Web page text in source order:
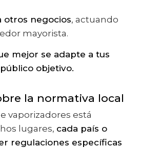
otros negocios, actuando
mayorista.
mejor se adapte a tus
objetivo.
la normativa local
vaporizadores está
lugares, cada país o
regulaciones específicas